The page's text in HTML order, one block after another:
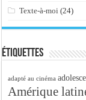
Texte-à-moi (24)
Étiquettes
adapté au cinéma
Amérique